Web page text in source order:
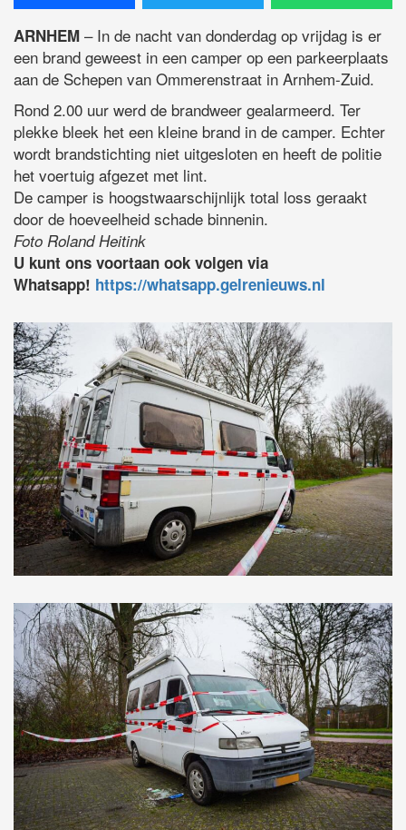
ARNHEM – In de nacht van donderdag op vrijdag is er
een brand geweest in een camper op een parkeerplaats
aan de Schepen van Ommerenstraat in Arnhem-Zuid.
Rond 2.00 uur werd de brandweer gealarmeerd. Ter
plekke bleek het een kleine brand in de camper. Echter
wordt brandstichting niet uitgesloten en heeft de politie
het voertuig afgezet met lint.
De camper is hoogstwaarschijnlijk total loss geraakt
door de hoeveelheid schade binnenin.
Foto Roland Heitink
U kunt ons voortaan ook volgen via
Whatsapp! https://whatsapp.gelrenieuws.nl